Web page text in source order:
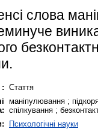
слова
: Стаття
маніпулювання ;
спілкування ;
Психологічні науки